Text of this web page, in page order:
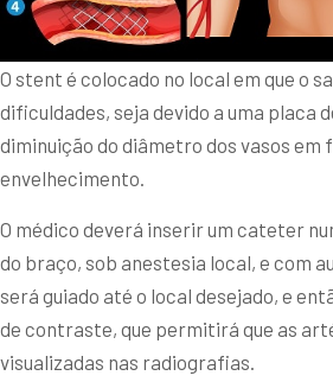
O stent é colocado no local em que o
dificuldades, seja devido a uma placa
diminuição do diâmetro dos vasos em
envelhecimento.
O médico deverá inserir um cateter
do braço, sob anestesia local, e com
será guiado até o local desejado, e
de contraste, que permitirá que as
visualizadas nas radiografias.